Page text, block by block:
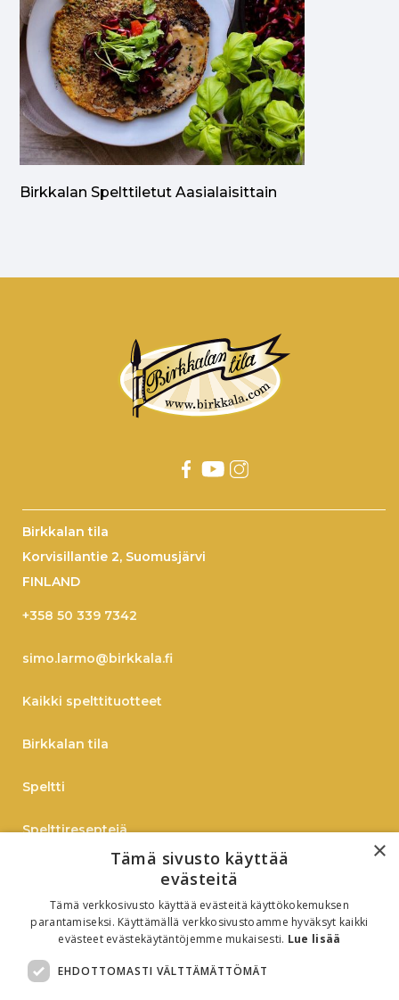
Birkkalan Spelttiletut Aasialaisittain
Birkkalan tila
Korvisillantie 2, Suomusjärvi
FINLAND
+358 50 339 7342
simo.larmo@birkkala.fi
Kaikki spelttituotteet
Birkkalan tila
Speltti
Spelttireseptejä
Verkkokauppaan
B2B
×
Tämä sivusto käyttää
evästeitä
Tämä verkkosivusto käyttää evästeitä käyttökokemuksen
parantamiseksi. Käyttämällä verkkosivustoamme hyväksyt kaikki
evästeet evästekäytäntöjemme mukaisesti. Lue lisää
EHDOTTOMASTI VÄLTTÄMÄTTÖMÄT